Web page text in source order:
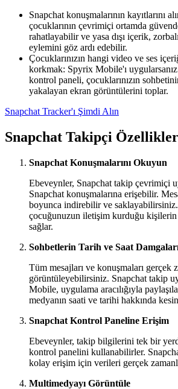
Snapchat konuşmalarının kayıtlarını
çocuklarının çevrimiçi ortamda
rahatlayabilir ve yasa dışı içerik,
eylemini göz ardı edebilir.
Çocuklarınızın hangi video ve ses
korkmak: Spyrix Mobile'ı
kontrol paneli, çocuklarınızın
yakalayan ekran görüntülerini toplar.
Snapchat Tracker'ı Şimdi Alın
Snapchat Takipçi
Snapchat Konuşmalarını Okuyun
Ebeveynler, Snapchat takip çevrimiçi
Snapchat konuşmalarına erişebilir.
boyunca indirebilir ve
çocuğunuzun iletişim kurduğu kişilerin
sağlar.
Sohbetlerin Tarih ve Saat
Tüm mesajları ve konuşmaları gerçek
görüntüleyebilirsiniz. Snapchat takip
Mobile, uygulama aracılığıyla
medyanın saati ve tarihi hakkında
Snapchat Kontrol Paneline Erişim
Ebeveynler, takip bilgilerini tek bir
kontrol panelini kullanabilirler.
kolay erişim için verileri gerçek
Multimedyayı Görüntüle